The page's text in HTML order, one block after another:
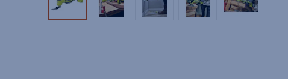
Tuotekuva 1Tuotekuva 2Tuotekuva 3Tuotekuva 4Tuotekuva 5